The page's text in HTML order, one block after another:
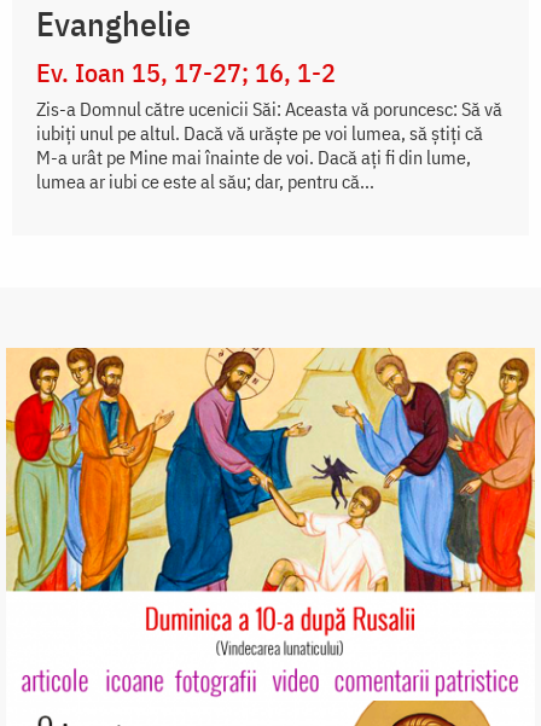
Evanghelie
Ev. Ioan 15, 17-27; 16, 1-2
Zis-a Domnul către ucenicii Săi: Aceasta vă poruncesc: Să vă
iubiți unul pe altul. Dacă vă urăște pe voi lumea, să știți că
M-a urât pe Mine mai înainte de voi. Dacă ați fi din lume,
lumea ar iubi ce este al său; dar, pentru că...